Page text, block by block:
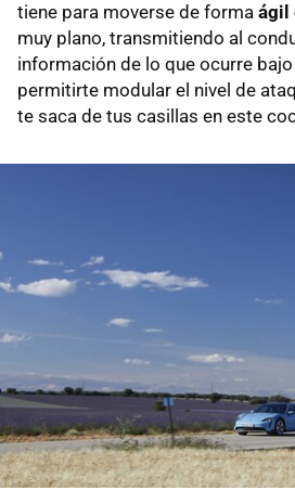
tiene para moverse de forma ágil
muy plano, transmitiendo al
información de lo que ocurre
permitirte modular el nivel de
te saca de tus casillas en este